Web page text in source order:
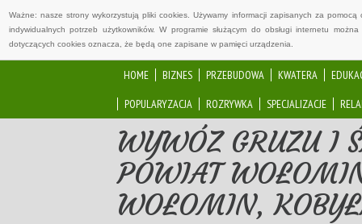
Ważne: nasze strony wykorzystują pliki cookies. Używamy informacji zapisanych za
indywidualnych potrzeb użytkowników. W programie służącym do obsługi internetu
dotyczących cookies oznacza, że będą one zapisane w pamięci urządzenia.
HOME BIZNES PRZEBUDOWA KWATERA
POPULARYZACJA
ROZRYWKA SPECJALIZACJE
WYWÓZ GRUZU I
POWIAT
WOŁOMIN,